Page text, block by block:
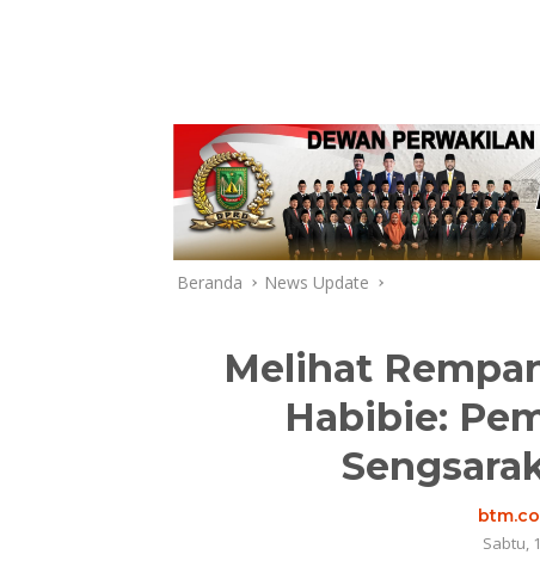
Beranda News Update
Melihat
Habibie:
Sabtu,